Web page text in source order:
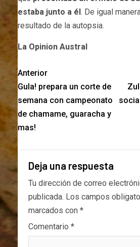
estaba junto a él. De igual
resultado de la autopsia.
La Opinion Austral
Anterior
Gula! prepara un corte de
semana con campeonato
de chamame, guaracha y
mas!
Deja una respuesta
Tu dirección de correo
publicada. Los campos
marcados con *
Comentario *